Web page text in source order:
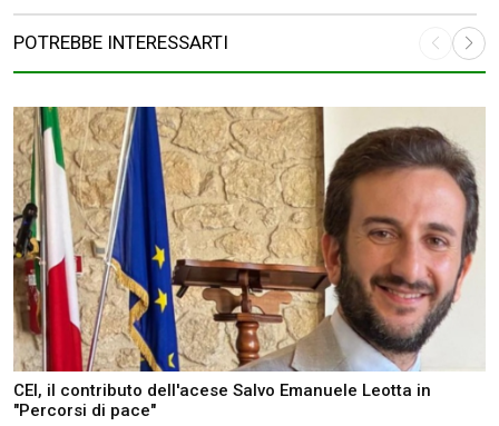
POTREBBE INTERESSARTI
CEI, il contributo dell'acese Salvo Emanuele Leotta in
"Percorsi di pace"